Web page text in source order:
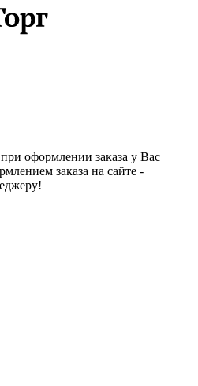
оформлении заказа у Вас
заказа на сайте -